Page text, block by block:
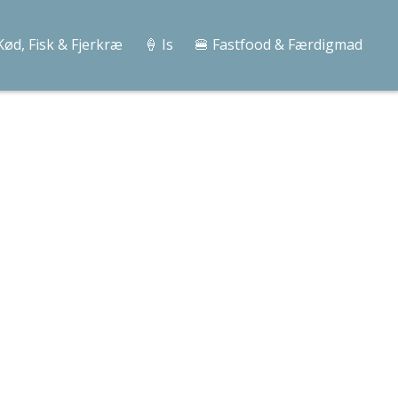
Fisk & Fjerkræ 🍦 Is
🍔 Fastfood & Færdigmad